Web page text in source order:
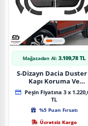
Mağazadan Al: 3.109,78 TL
S-Dizayn Dacia Duster
Kapı Koruma Ve
Çamurluk Kaplaması
Dodik Seti 2018 Üzeri
Kalite
Peşin Fiyatına 3 x
TL
%5 Puan Fırsatı
Ücretsiz Kargo